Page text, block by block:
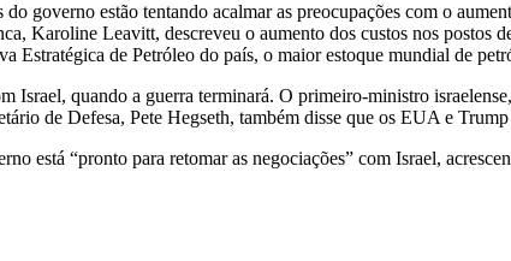
governo estão tentando acalmar as preocupações com o
Karoline Leavitt, descreveu o aumento dos custos nos
Estratégica de Petróleo do país, o maior estoque mundial de
Israel, quando a guerra terminará. O primeiro-ministro
de Defesa, Pete Hegseth, também disse que os EUA e
está “pronto para retomar as negociações” com Israel,